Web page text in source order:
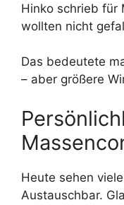
Hinko schrieb für
wollten nicht
Das bedeutete
– aber größere
Heute sehen
Austauschbar.